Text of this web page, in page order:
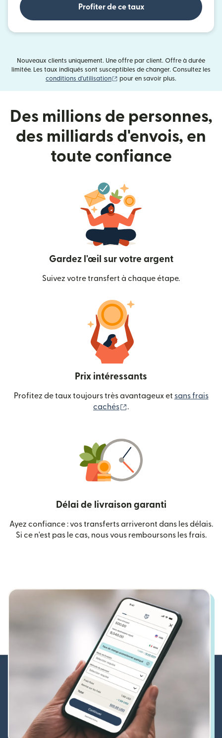
Profiter de ce taux
Nouveaux clients uniquement. Une offre par client. Offre à durée
limitée. Les taux indiqués sont susceptibles de changer. Consultez les
conditions d'utilisation
(s'ouvre dans une nouvelle fenêtre)
pour en savoir plus.
Des millions de personnes,
des milliards d'envois, en
toute confiance
Gardez l'œil sur votre argent
Suivez votre transfert à chaque étape.
Prix intéressants
Profitez de taux toujours très avantageux et sans frais
cachés
.
Délai de livraison garanti
Ayez confiance : vos transferts arriveront dans les délais.
Si ce n'est pas le cas, nous vous remboursons les frais.